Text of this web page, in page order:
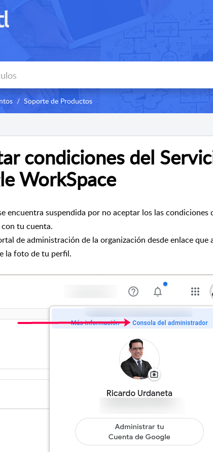
Soporte de Productos
condiciones del
WorkSpace
encuentra suspendida por no aceptar los las condiciones
tu cuenta.
de administración de la organización desde enlace que
la foto de tu perfil.